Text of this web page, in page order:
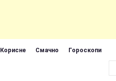
Корисне Смачно Гороскопи